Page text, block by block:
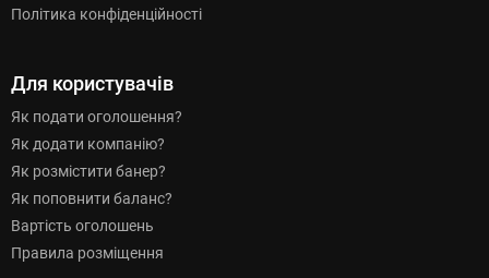
Політика конфіденційності
Для користувачів
Як подати оголошення?
Як додати компанію?
Як розмістити банер?
Як поповнити баланс?
Вартість оголошень
Правила розміщення